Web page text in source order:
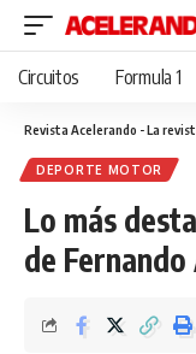
Circuitos Formula 1
Revista Acelerando - La
DEPORTE MOTOR
Lo más
de Fernando